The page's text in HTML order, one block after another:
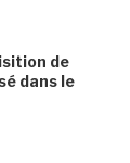
de
dans le